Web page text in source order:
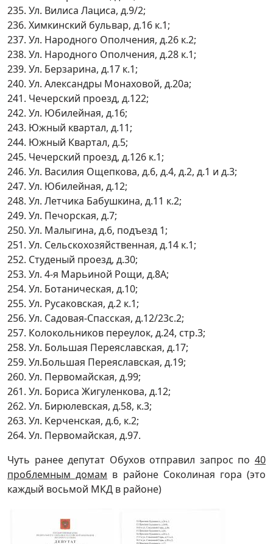
235. Ул. Вилиса Лациса, д.9/2;
236. Химкинский бульвар, д.16 к.1;
237. Ул. Народного Ополчения, д.26 к.2;
238. Ул. Народного Ополчения, д.28 к.1;
239. Ул. Берзарина, д.17 к.1;
240. Ул. Александры Монаховой, д.20а;
241. Чечерский проезд, д.122;
242. Ул. Юбилейная, д.16;
243. Южный квартал, д.11;
244. Южный Квартал, д.5;
245. Чечерский проезд, д.126 к.1;
246. Ул. Василия Ощепкова, д.6, д.4, д.2, д.1 и д.3;
247. Ул. Юбилейная, д.12;
248. Ул. Летчика Бабушкина, д.11 к.2;
249. Ул. Печорская, д.7;
250. Ул. Малыгина, д.6, подъезд 1;
251. Ул. Сельскохозяйственная, д.14 к.1;
252. Студеный проезд, д.30;
253. Ул. 4-я Марьиной Рощи, д.8А;
254. Ул. Ботаническая, д.10;
255. Ул. Русаковская, д.2 к.1;
256. Ул. Садовая-Спасская, д.12/23с.2;
257. Колокольников переулок, д.24, стр.3;
258. Ул. Большая Переяславская, д.17;
259. Ул.Большая Переяславская, д.19;
260. Ул. Первомайская, д.99;
261. Ул. Бориса Жигуленкова, д.12;
262. Ул. Бирюлевская, д.58, к.3;
263. Ул. Керченская, д.6, к.2;
264. Ул. Первомайская, д.97.
Чуть ранее депутат Обухов отправил запрос по 40
проблемным домам в районе Соколиная гора (это
каждый восьмой МКД в районе)